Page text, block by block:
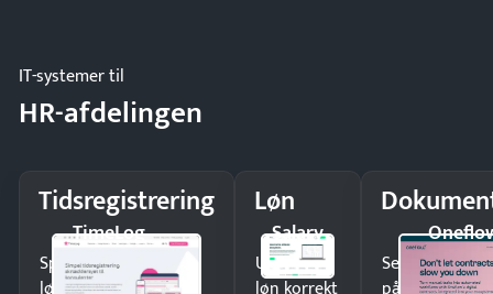
IT-systemer til
HR-afdelingen
Tidsregistrering
TimeLog
Spar tid på
Løn
Salary
Udbetal
Send